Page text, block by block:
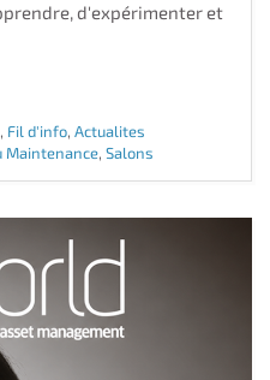
d'expérimenter et
, Fil d'info, Actualites
Maintenance, Salons